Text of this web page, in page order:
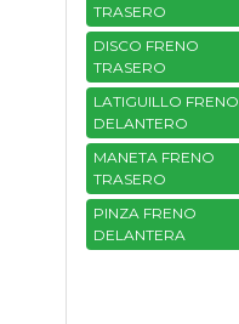
TRASERO
DISCO FRENO
TRASERO
LATIGUILLO FRENO
DELANTERO
MANETA FRENO
TRASERO
PINZA FRENO
DELANTERA